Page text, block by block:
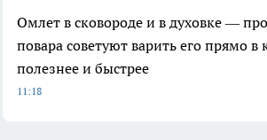
Омлет в сковороде и в духовке —
повара советуют варить его прямо в
полезнее и быстрее
11:18